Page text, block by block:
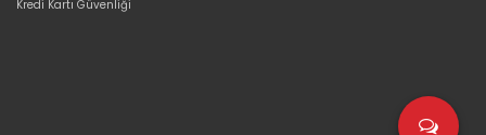
Kredi Kartı Güvenliği